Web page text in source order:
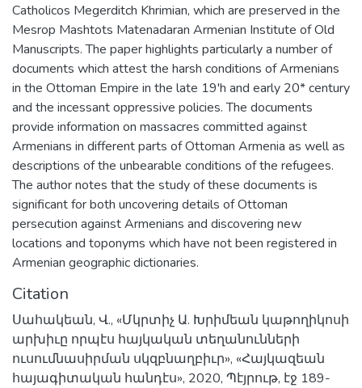
Catholicos Megerditch Khrimian, which are preserved in the
Mesrop Mashtots Matenadaran Armenian Institute of Old
Manuscripts. The paper highlights particularly a number of
documents which attest the harsh conditions of Armenians
in the Ottoman Empire in the late 19'h and early 20* century
and the incessant oppressive policies. The documents
provide information on massacres committed against
Armenians in different parts of Ottoman Armenia as well as
descriptions of the unbearable conditions of the refugees.
The author notes that the study of these documents is
significant for both uncovering details of Ottoman
persecution against Armenians and discovering new
locations and toponyms which have not been registered in
Armenian geographic dictionaries.
Citation
Սահակեան, Վ., «Մկրտիչ Ա. Խրիմեան կաթողիկոսի
արխիւը որպէս հայկական տեղանունների
ուսումնասիրման սկզբնաղբիւր», «Հայկազեան
հայագիտական հանդէս», 2020, Պէյրութ, էջ 189-